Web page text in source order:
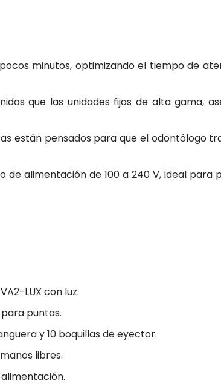
minutos, optimizando el tiempo de
que las unidades fijas de alta gama,
están pensados para que el odontólogo
de alimentación de 100 a 240 V, ideal para
LUX con luz.
puntas.
y 10 boquillas de eyector.
libres.